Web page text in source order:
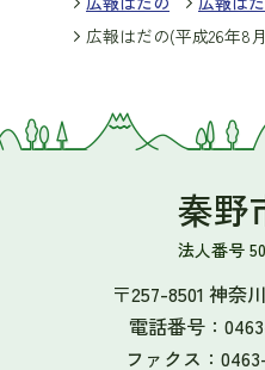
広報はだの(平成26年8
秦野
法人番号
〒257-8501 神奈
電話番号：
ファクス：